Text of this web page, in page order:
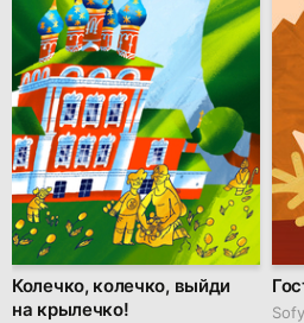
Колечко, колечко, выйди
на крылечко!